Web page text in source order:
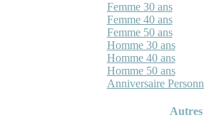
Femme 30 ans
Femme 40 ans
Femme 50 ans
Homme 30 ans
Homme 40 ans
Homme 50 ans
Anniversaire
Autres